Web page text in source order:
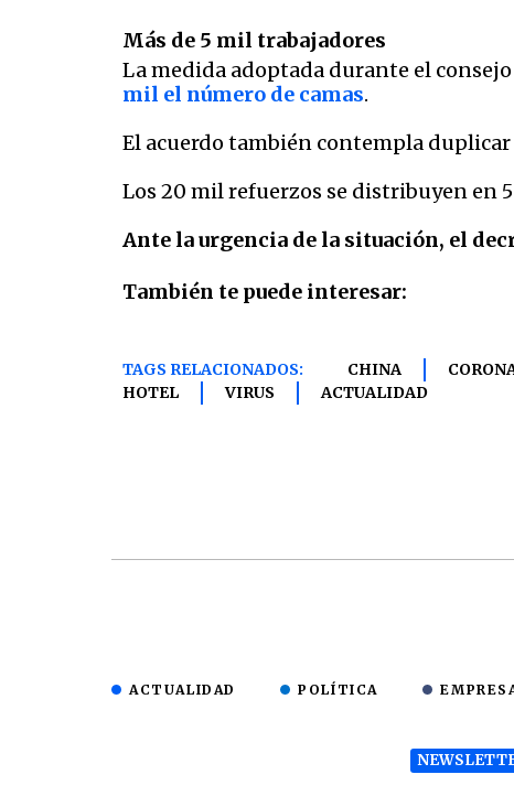
Más de 5 mil trabajadores
La medida adoptada durante el
mil el número de camas.
El acuerdo también contempla duplicar
Los 20 mil refuerzos se distribuyen en
Ante la urgencia de la situación, el
También te puede interesar:
TAGS RELACIONADOS: CHINA
HOTEL
VIRUS ACTUALIDAD
ACTUALIDAD POLÍTICA